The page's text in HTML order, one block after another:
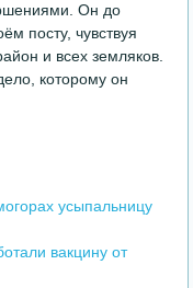
Он до
посту, чувствуя
и всех земляков.
которому он
усыпальницу
вакцину от